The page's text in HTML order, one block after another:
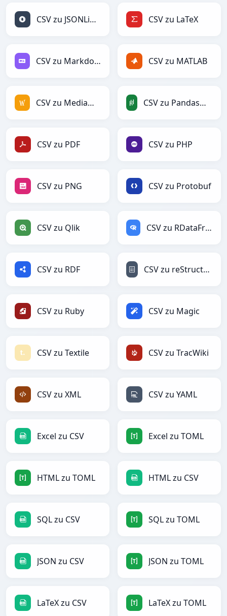
CSV zu JSONLines CSV zu LaTeX
CSV zu Markdown CSV zu MATLAB
CSV zu MediaWiki CSV zu PandasDataFrame
CSV zu PDF CSV zu PHP
CSV zu PNG CSV zu Protobuf
CSV zu Qlik CSV zu RDataFrame
CSV zu RDF CSV zu reStructuredText
CSV zu Ruby CSV zu Magic
CSV zu Textile CSV zu TracWiki
CSV zu XML CSV zu YAML
Excel zu CSV Excel zu TOML
HTML zu TOML HTML zu CSV
SQL zu CSV SQL zu TOML
JSON zu CSV JSON zu TOML
LaTeX zu CSV LaTeX zu TOML